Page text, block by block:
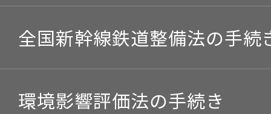
全国新幹線鉄道整備法の手続
環境影響評価法の手続き